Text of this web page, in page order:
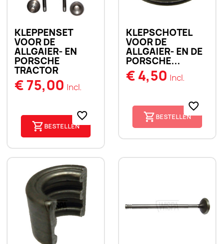
KLEPPENSET
VOOR DE
ALLGAIER- EN
PORSCHE
TRACTOR
€ 75,00 Incl.
BESTELLEN
favorite_border
KLEPSCHOTEL
VOOR DE
ALLGAIER- EN DE
PORSCHE...
€ 4,50 Incl.
BESTELLEN
favorite_border